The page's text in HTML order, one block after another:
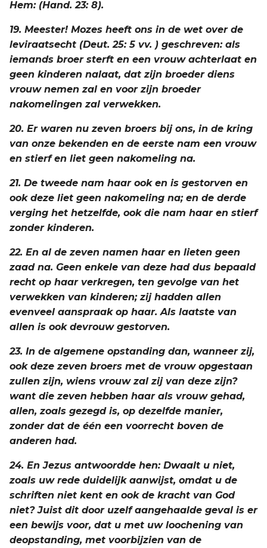
Hem: (Hand. 23: 8).
19. Meester! Mozes heeft ons in de wet over de
leviraatsecht (Deut. 25: 5 vv. ) geschreven: als
iemands broer sterft en een vrouw achterlaat en
geen kinderen nalaat, dat zijn broeder diens
vrouw nemen zal en voor zijn broeder
nakomelingen zal verwekken.
20. Er waren nu zeven broers bij ons, in de kring
van onze bekenden en de eerste nam een vrouw
en stierf en liet geen nakomeling na.
21. De tweede nam haar ook en is gestorven en
ook deze liet geen nakomeling na; en de derde
verging het hetzelfde, ook die nam haar en stierf
zonder kinderen.
22. En al de zeven namen haar en lieten geen
zaad na. Geen enkele van deze had dus bepaald
recht op haar verkregen, ten gevolge van het
verwekken van kinderen; zij hadden allen
evenveel aanspraak op haar. Als laatste van
allen is ook devrouw gestorven.
23. In de algemene opstanding dan, wanneer zij,
ook deze zeven broers met de vrouw opgestaan
zullen zijn, wiens vrouw zal zij van deze zijn?
want die zeven hebben haar als vrouw gehad,
allen, zoals gezegd is, op dezelfde manier,
zonder dat de één een voorrecht boven de
anderen had.
24. En Jezus antwoordde hen: Dwaalt u niet,
zoals uw rede duidelijk aanwijst, omdat u de
schriften niet kent en ook de kracht van God
niet? Juist dit door uzelf aangehaalde geval is er
een bewijs voor, dat u met uw loochening van
deopstanding, met voorbijzien van de